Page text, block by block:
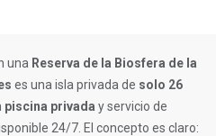
una Reserva de la Biosfera de la
es una isla privada de solo 26
piscina privada y servicio de
24/7. El concepto es claro: